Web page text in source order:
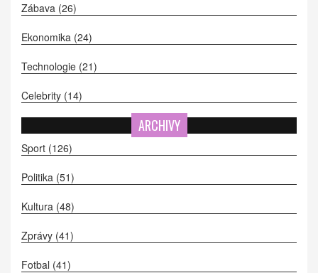
Zábava (26)
Ekonomika (24)
Technologie (21)
Celebrity (14)
ARCHIVY
Sport (126)
Politika (51)
Kultura (48)
Zprávy (41)
Fotbal (41)